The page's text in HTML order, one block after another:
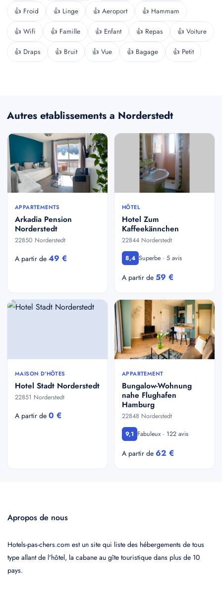
👍 Froid 👍 Linge 👍 Aeroport 👍 Hammam
👍 Wifi 👍 Famille 👍 Enfant 👍 Repas 👍 Voiture
👍 Draps 👍 Bruit 👍 Vue 👍 Bagage 👍 Petit
Autres etablissements a Norderstedt
APPARTEMENTS
Arkadia Pension
Norderstedt
22850 Norderstedt
A partir de 49 €
HÔTEL
Hotel Zum
Kaffeekännchen
22844 Norderstedt
8,4 Superbe · 5 avis
A partir de 59 €
MAISON D'HÔTES
Hotel Stadt Norderstedt
22851 Norderstedt
A partir de 0 €
APPARTEMENT
Bungalow-Wohnung
nahe Flughafen
Hamburg
22848 Norderstedt
9,1 Fabuleux · 122 avis
A partir de 62 €
Apropos de nous
Hotels-pas-chers.com est un site qui liste des hébergements de tous
type allant de l'hôtel, la cabane au gîte touristique dans plus de 10
pays.